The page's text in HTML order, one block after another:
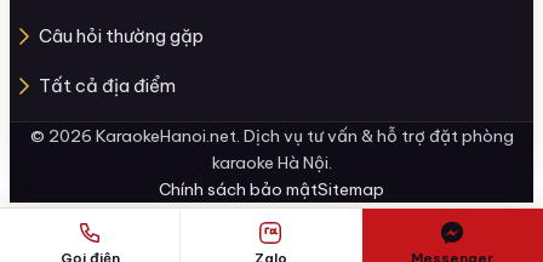
Câu hỏi thường gặp
Tất cả địa điểm
© 2026 KaraokeHanoi.net. Dịch vụ tư vấn & hỗ trợ đặt phòng
karaoke Hà Nội.
Chính sách bảo mậtSitemap
Gọi điện Zalo Messenger